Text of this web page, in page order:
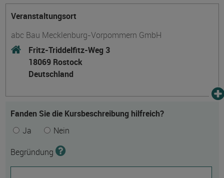
Veranstaltungsort
abc Bau Mecklenburg-Vorpommern GmbH
Fritz-Triddelfitz-Weg 3
18069 Rostock
Deutschland
Fanden Sie die Kursbeschreibung hilfreich?
Ja
Nein
Begründung